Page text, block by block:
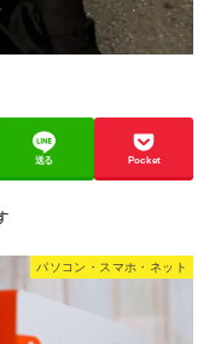
送る Pocket
パソコン・スマホ・ネット